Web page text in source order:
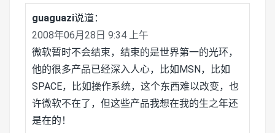
guaguazi说道：
2008年06月28日 9:34 上午
微软暂时不会结束，结束的是世界第一的光环，
他的很多产品已经深入人心，比如MSN，比如
SPACE，比如操作系统，这个东西难以改变，也
许微软不在了，但这些产品我想在我的生之年还
是在的！